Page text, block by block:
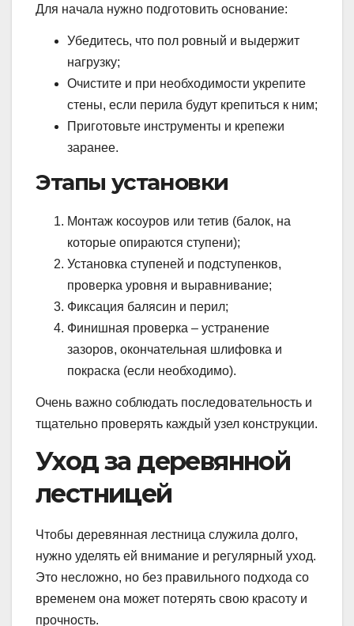
Для начала нужно подготовить основание:
Убедитесь, что пол ровный и выдержит
нагрузку;
Очистите и при необходимости укрепите
стены, если перила будут крепиться к ним;
Приготовьте инструменты и крепежи
заранее.
Этапы установки
Монтаж косоуров или тетив (балок, на
которые опираются ступени);
Установка ступеней и подступенков,
проверка уровня и выравнивание;
Фиксация балясин и перил;
Финишная проверка – устранение
зазоров, окончательная шлифовка и
покраска (если необходимо).
Очень важно соблюдать последовательность и
тщательно проверять каждый узел конструкции.
Уход за деревянной
лестницей
Чтобы деревянная лестница служила долго,
нужно уделять ей внимание и регулярный уход.
Это несложно, но без правильного подхода со
временем она может потерять свою красоту и
прочность.